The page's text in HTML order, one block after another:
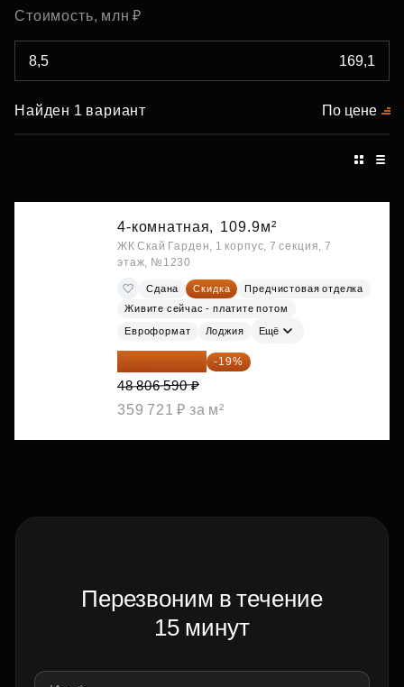
Стоимость, млн ₽
Найден 1 вариант По цене
4-комнатная, 109.9м²
ЖК Скай Гарден, 1 корпус, 7 секция, 7
этаж, №1230
Сдана Скидка
Предчистовая отделка
Живите сейчас - платите потом
Евроформат Лоджия Ещё
39 533 338 ₽ -19%
48 806 590 ₽
359 721 ₽ за м²
Перезвоним в течение
15 минут